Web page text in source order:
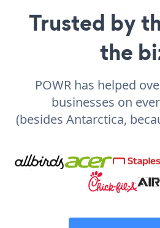
Trusted by
the
POWR has helped
businesses on
(besides Antarctica,